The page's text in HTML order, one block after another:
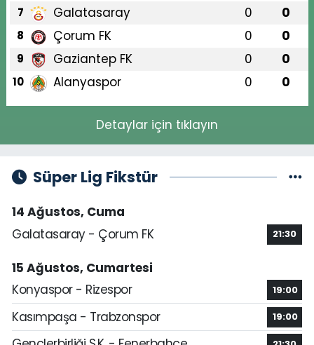
7 Galatasaray 0 0
8 Çorum FK 0 0
9 Gaziantep FK 0 0
10 Alanyaspor 0 0
Detaylar için tıklayın
Süper Lig Fikstür
14 Ağustos, Cuma
Galatasaray - Çorum FK
21:30
15 Ağustos, Cumartesi
Konyaspor - Rizespor
19:00
Kasımpaşa - Trabzonspor 19:00